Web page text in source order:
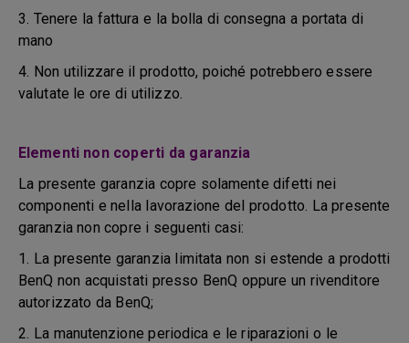
3. Tenere la fattura e la bolla di consegna a portata di
mano
4. Non utilizzare il prodotto, poiché potrebbero essere
valutate le ore di utilizzo.
Elementi non coperti da garanzia
La presente garanzia copre solamente difetti nei
componenti e nella lavorazione del prodotto. La presente
garanzia non copre i seguenti casi:
1. La presente garanzia limitata non si estende a prodotti
BenQ non acquistati presso BenQ oppure un rivenditore
autorizzato da BenQ;
2. La manutenzione periodica e le riparazioni o le